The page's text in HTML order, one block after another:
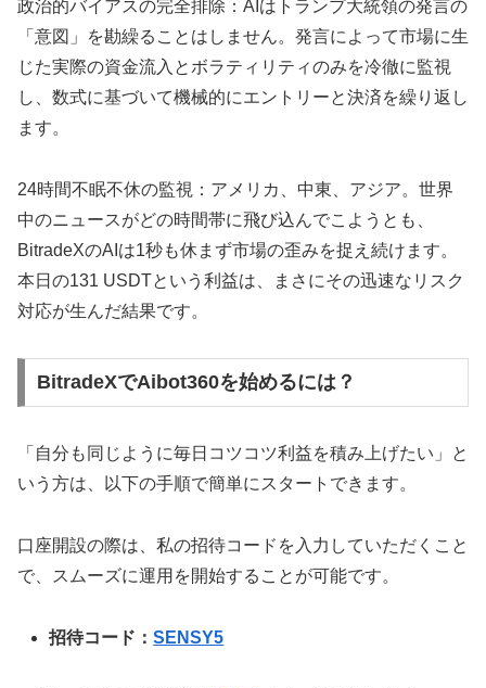
政治的バイアスの完全排除：AIはトランプ大統領の発言の
「意図」を勘繰ることはしません。発言によって市場に生
じた実際の資金流入とボラティリティのみを冷徹に監視
し、数式に基づいて機械的にエントリーと決済を繰り返し
ます。
24時間不眠不休の監視：アメリカ、中東、アジア。世界
中のニュースがどの時間帯に飛び込んでこようとも、
BitradeXのAIは1秒も休まず市場の歪みを捉え続けます。
本日の131 USDTという利益は、まさにその迅速なリスク
対応が生んだ結果です。
BitradeXでAibot360を始めるには？
「自分も同じように毎日コツコツ利益を積み上げたい」と
いう方は、以下の手順で簡単にスタートできます。
口座開設の際は、私の招待コードを入力していただくこと
で、スムーズに運用を開始することが可能です。
招待コード：SENSY5